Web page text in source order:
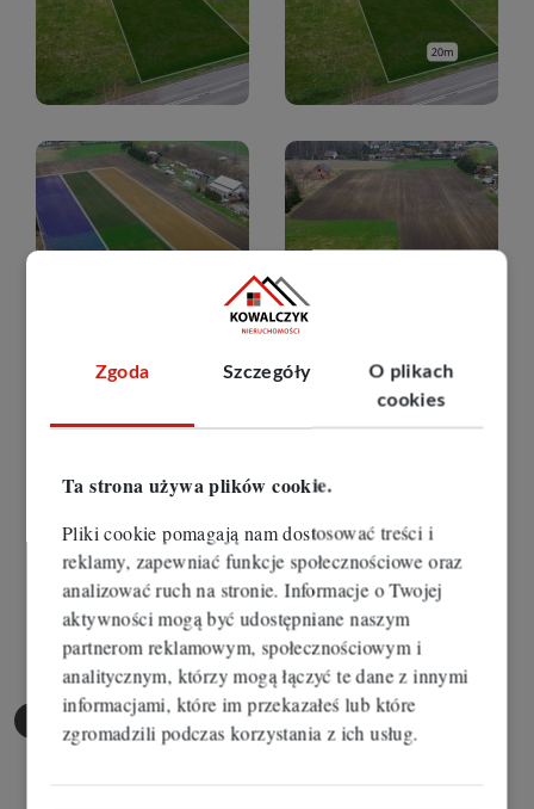
Zgoda Szczegóły
O plikach
cookies
Ta strona używa plików cookie.
Pliki cookie pomagają nam dostosować treści i
reklamy, zapewniać funkcje społecznościowe oraz
analizować ruch na stronie. Informacje o Twojej
aktywności mogą być udostępniane naszym
partnerom reklamowym, społecznościowym i
analitycznym, którzy mogą łączyć te dane z innymi
informacjami, które im przekazałeś lub które
zgromadzili podczas korzystania z ich usług.
Kalkulatory